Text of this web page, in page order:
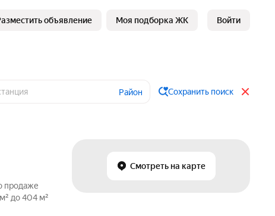
объявление Моя подборка ЖК Войти
Район Сохранить поиск
Смотреть на карте
продаже
до 404 м²